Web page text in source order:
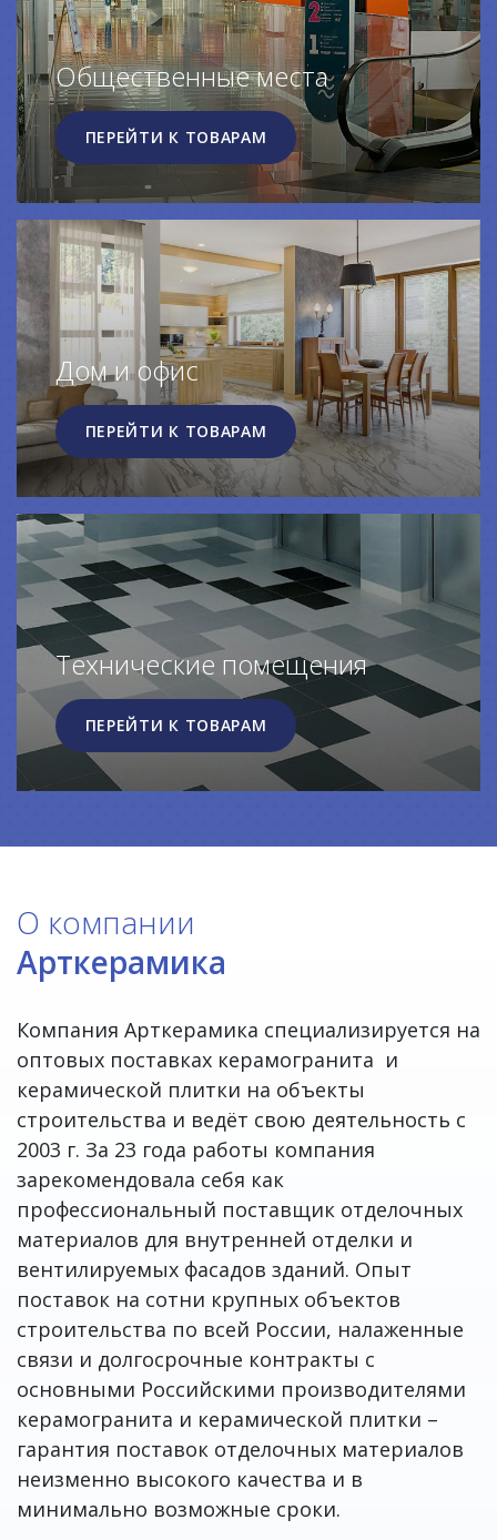
Общественные места
ПЕРЕЙТИ К ТОВАРАМ
Дом и офис
ПЕРЕЙТИ К ТОВАРАМ
Технические помещения
ПЕРЕЙТИ К ТОВАРАМ
О компании
Арткерамика
Компания Арткерамика специализируется на
оптовых поставках керамогранита и
керамической плитки на объекты
строительства и ведёт свою деятельность с
2003 г. За 23 года работы компания
зарекомендовала себя как
профессиональный поставщик отделочных
материалов для внутренней отделки и
вентилируемых фасадов зданий. Опыт
поставок на сотни крупных объектов
строительства по всей России, налаженные
связи и долгосрочные контракты с
основными Российскими производителями
керамогранита и керамической плитки –
гарантия поставок отделочных материалов
неизменно высокого качества и в
минимально возможные сроки.